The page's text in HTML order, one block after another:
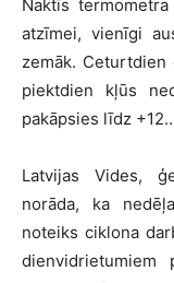
Naktīs
atzīmei, vienīgi
zemāk.
piektdien kļūs
pakāpsies līdz
Latvijas Vides,
norāda, ka
noteiks ciklona